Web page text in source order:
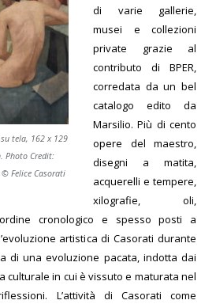
tela, 162 x 129
Photo Credit:
Felice Casorati
di varie gallerie,
musei e collezioni
private grazie al
contributo di BPER,
corredata da un bel
catalogo edito da
Marsilio. Più di cento
opere del maestro,
disegni a matita,
acquerelli e tempere,
xilografie, oli,
cronologico e spesso posti a
artistica di Casorati durante
di una evoluzione pacata, indotta dai
culturale in cui è vissuto e maturata nel
L’attività di Casorati come